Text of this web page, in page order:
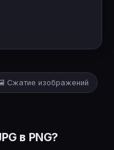
Сжатие изображений
в PNG?